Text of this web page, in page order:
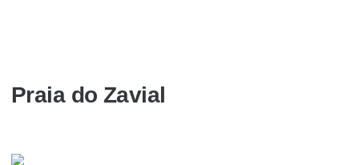
Praia do Zavial